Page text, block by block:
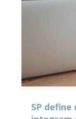
SP define